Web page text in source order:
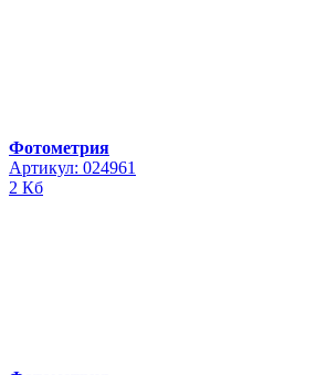
Фотометрия
Артикул: 024961
2 Кб